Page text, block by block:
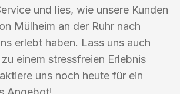
und lies, wie unsere Kunden
Mülheim an der Ruhr nach
erlebt haben. Lass uns auch
einem stressfreien Erlebnis
uns noch heute für ein